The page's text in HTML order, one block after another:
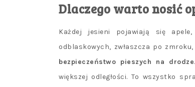
Dlaczego warto nosić
Każdej jesieni pojawiają się
odblaskowych, zwłaszcza po
bezpieczeństwo pieszych na drodze
większej odległości. To wszystko